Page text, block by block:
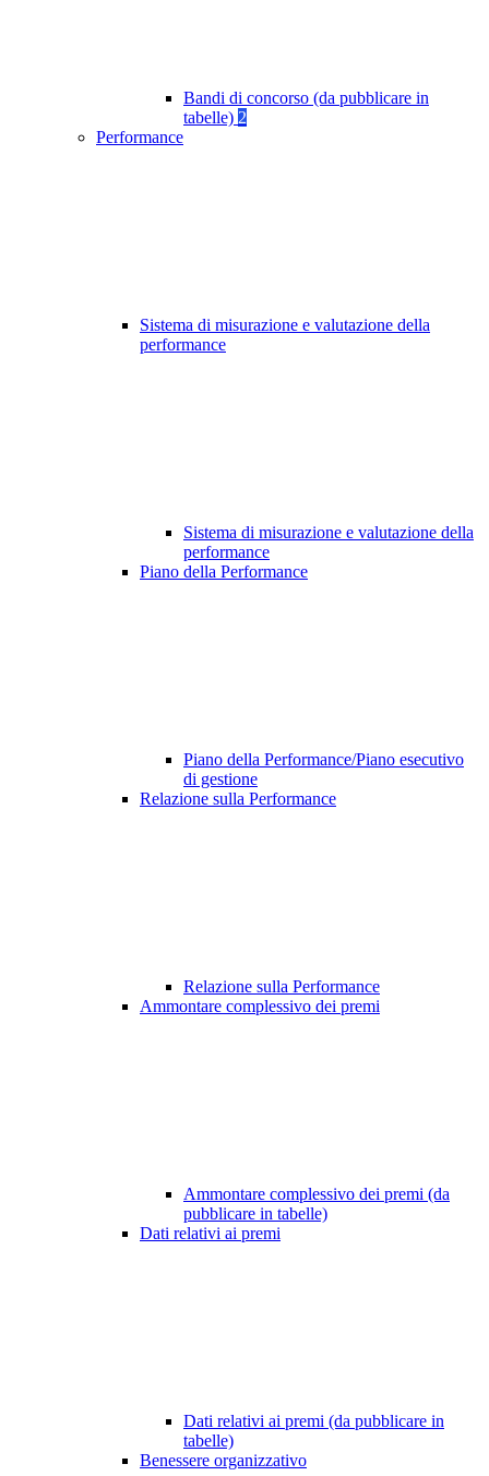
Bandi di concorso (da pubblicare in
tabelle) 2
Performance
Sistema di misurazione e valutazione della
performance
Sistema di misurazione e valutazione della
performance
Piano della Performance
Piano della Performance/Piano esecutivo
di gestione
Relazione sulla Performance
Relazione sulla Performance
Ammontare complessivo dei premi
Ammontare complessivo dei premi (da
pubblicare in tabelle)
Dati relativi ai premi
Dati relativi ai premi (da pubblicare in
tabelle)
Benessere organizzativo